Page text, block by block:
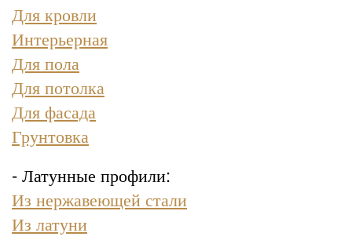
Для кровли
Интерьерная
Для пола
Для потолка
Для фасада
Грунтовка
- Латунные профили:
Из нержавеющей стали
Из латуни